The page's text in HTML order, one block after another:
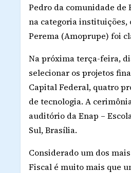
Pedro da comunidade de
na categoria instituições,
Perema (Amoprupe) foi
Na próxima terça-feira,
selecionar os projetos
Capital Federal, quatro
de tecnologia. A
auditório da Enap –
Sul, Brasília.
Considerado um dos
Fiscal é muito mais que